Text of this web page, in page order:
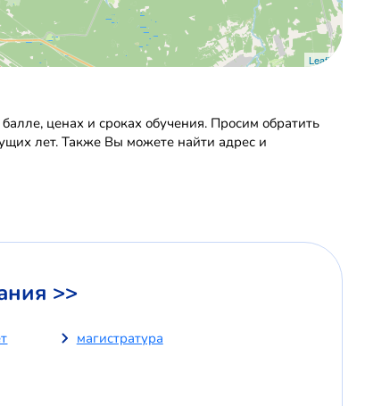
Leaflet
ценах и сроках обучения. Просим обратить
лет. Также Вы можете найти адрес и
>>
магистратура